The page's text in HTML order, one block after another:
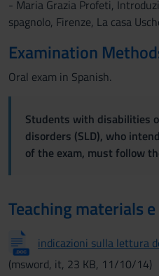
- Maria Grazia Profeti,
spagnolo, Firenze, La casa
Examination
Oral exam in Spanish.
Students with disabilities
disorders (SLD), who
of the exam, must follow
Teaching materials
indicazioni sulla lettura
(msword, it, 23 KB, 11/10/14)